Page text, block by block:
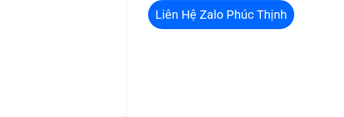
Liên Hệ Zalo Phúc Thịnh